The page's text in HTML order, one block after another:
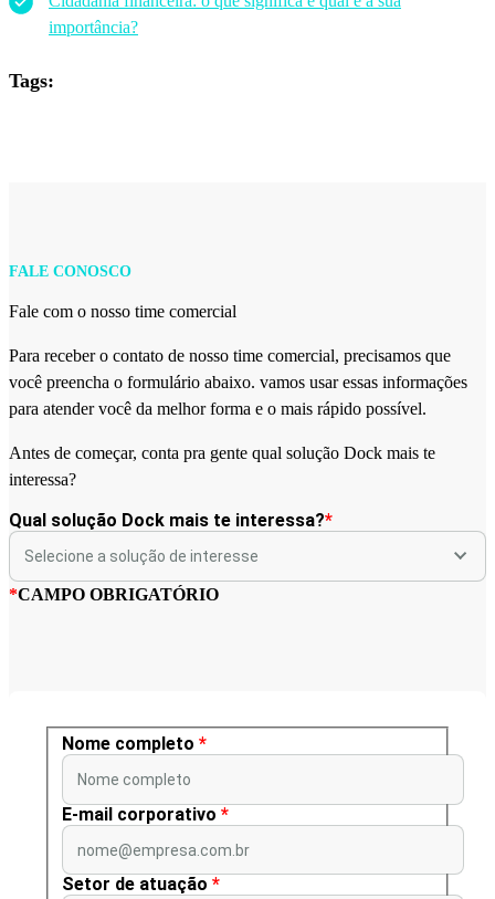
importância?
Tags:
FALE CONOSCO
Fale com o nosso time comercial
Para receber o contato de nosso time comercial, precisamos que
você preencha o formulário abaixo. vamos usar essas informações
para atender você da melhor forma e o mais rápido possível.
Antes de começar, conta pra gente qual solução Dock mais te
interessa?
Qual solução Dock mais te interessa?*
*CAMPO OBRIGATÓRIO
Nome completo *
Nome completo
E-mail corporativo *
nome@empresa.com.br
Setor de atuação *